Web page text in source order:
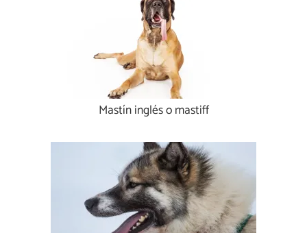
Mastín inglés o mastiff